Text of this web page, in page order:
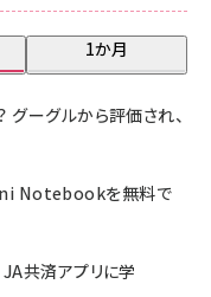
1か月
グーグルから評価され、
Notebookを無料で
共済アプリに学